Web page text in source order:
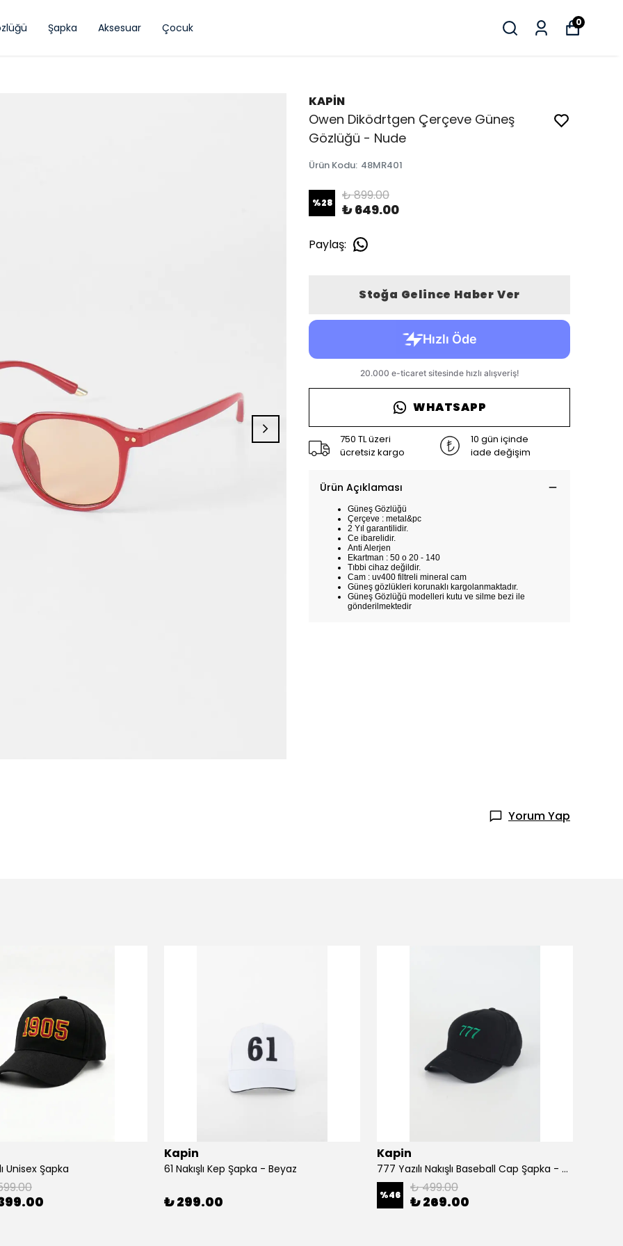
Şapka Aksesuar Çocuk 0
KAPİN
Owen Diködrtgen Çerçeve Güneş
Gözlüğü - Nude
Ürün Kodu: 48MR401
%28 ₺ 899.00
₺ 649.00
Paylaş:
Stoğa Gelince Haber Ver
WHATSAPP
750 TL üzeri
ücretsiz kargo
10 gün içinde
iade değişim
Ürün Açıklaması
Güneş Gözlüğü
Çerçeve : metal&pc
2 Yıl garantilidir.
Ce ibarelidir.
Anti Alerjen
Ekartman : 50 o 20 - 140
Tıbbi cihaz değildir.
Cam : uv400 filtreli mineral cam
Güneş gözlükleri korunaklı kargolanmaktadır.
Güneş Gözlüğü modelleri kutu ve silme bezi ile
gönderilmektedir
Yorum Yap
Unisex Şapka
Kapin
61 Nakışlı Kep Şapka - Beyaz
₺ 299.00
Kapin
777 Yazılı Nakışlı Baseball Cap Şapka - Siyah
%46 ₺ 499.00
₺ 269.00